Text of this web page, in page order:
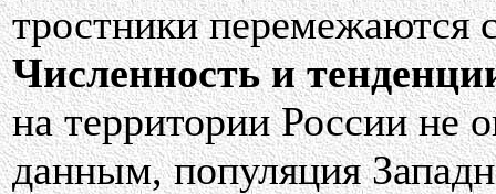
тростники перемежаются
Численность и
на территории России не
данным, популяция